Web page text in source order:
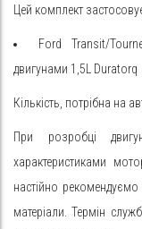
Цей комплект
Ford Transit/
двигунами 1,5L Duratorq
Кількість, потрібна на
При розробці
характеристиками
настійно рекомендуємо
матеріали. Термін